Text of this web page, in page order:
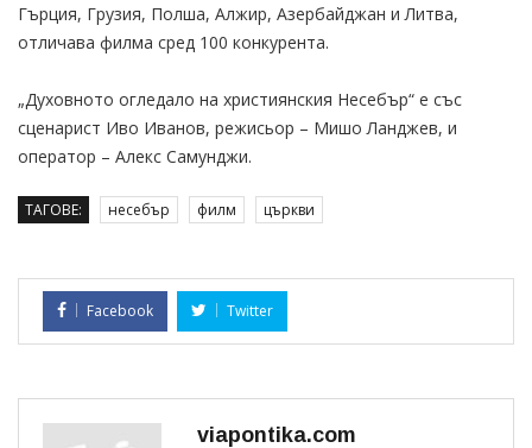
Гърция, Грузия, Полша, Алжир, Азербайджан и Литва,
отличава филма сред 100 конкурента.
„Духовното огледало на християнския Несебър“ e със
сценарист Иво Иванов, режисьор – Мишо Ланджев, и
оператор – Алекс Самунджи.
ТАГОВЕ: несебър филм църкви
Facebook Twitter
viapontika.com